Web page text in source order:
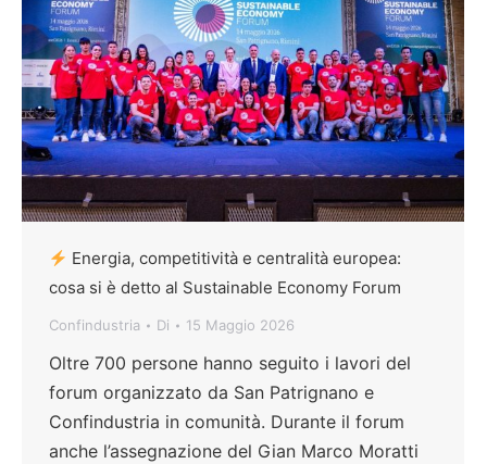
Energia, competitività e centralità europea:
cosa si è detto al Sustainable Economy Forum
Confindustria Di 15 Maggio 2026
Oltre 700 persone hanno seguito i lavori del
forum organizzato da San Patrignano e
Confindustria in comunità. Durante il forum
anche l’assegnazione del Gian Marco Moratti